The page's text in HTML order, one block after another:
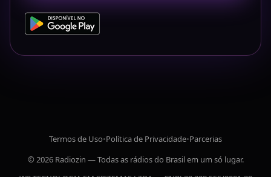
Termos de Uso•Política de Privacidade•Parcerias
© 2026 Radiozin — Todas as rádios do Brasil em um só lugar.